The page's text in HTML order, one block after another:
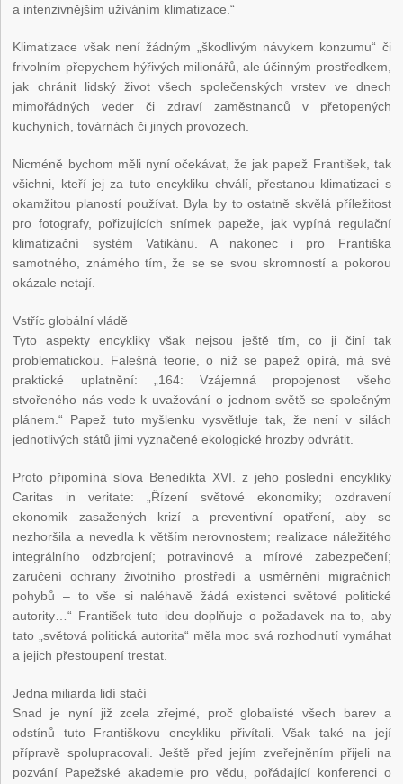
a intenzivnějším užíváním klimatizace.“
Klimatizace však není žádným „škodlivým návykem konzumu“ či
frivolním přepychem hýřivých milionářů, ale účinným prostředkem,
jak chránit lidský život všech společenských vrstev ve dnech
mimořádných veder či zdraví zaměstnanců v přetopených
kuchyních, továrnách či jiných provozech.
Nicméně bychom měli nyní očekávat, že jak papež František, tak
všichni, kteří jej za tuto encykliku chválí, přestanou klimatizaci s
okamžitou plaností používat. Byla by to ostatně skvělá příležitost
pro fotografy, pořizujících snímek papeže, jak vypíná regulační
klimatizační systém Vatikánu. A nakonec i pro Františka
samotného, známého tím, že se se svou skromností a pokorou
okázale netají.
Vstříc globální vládě
Tyto aspekty encykliky však nejsou ještě tím, co ji činí tak
problematickou. Falešná teorie, o níž se papež opírá, má své
praktické uplatnění: „164: Vzájemná propojenost všeho
stvořeného nás vede k uvažování o jednom světě se společným
plánem.“ Papež tuto myšlenku vysvětluje tak, že není v silách
jednotlivých států jimi vyznačené ekologické hrozby odvrátit.
Proto připomíná slova Benedikta XVI. z jeho poslední encykliky
Caritas in veritate: „Řízení světové ekonomiky; ozdravení
ekonomik zasažených krizí a preventivní opatření, aby se
nezhoršila a nevedla k větším nerovnostem; realizace náležitého
integrálního odzbrojení; potravinové a mírové zabezpečení;
zaručení ochrany životního prostředí a usměrnění migračních
pohybů – to vše si naléhavě žádá existenci světové politické
autority…“ František tuto ideu doplňuje o požadavek na to, aby
tato „světová politická autorita“ měla moc svá rozhodnutí vymáhat
a jejich přestoupení trestat.
Jedna miliarda lidí stačí
Snad je nyní již zcela zřejmé, proč globalisté všech barev a
odstínů tuto Františkovu encykliku přivítali. Však také na její
přípravě spolupracovali. Ještě před jejím zveřejněním přijeli na
pozvání Papežské akademie pro vědu, pořádající konferenci o